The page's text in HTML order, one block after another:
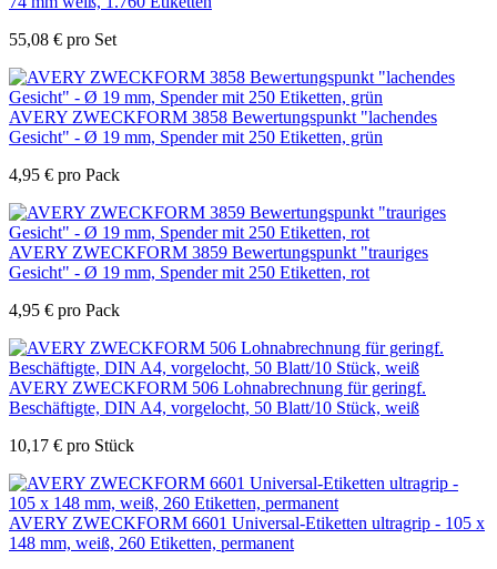
55,08 € pro Set
AVERY ZWECKFORM 3858 Bewertungspunkt "lachendes
Gesicht" - Ø 19 mm, Spender mit 250 Etiketten, grün
4,95 € pro Pack
AVERY ZWECKFORM 3859 Bewertungspunkt "trauriges
Gesicht" - Ø 19 mm, Spender mit 250 Etiketten, rot
4,95 € pro Pack
AVERY ZWECKFORM 506 Lohnabrechnung für geringf.
Beschäftigte, DIN A4, vorgelocht, 50 Blatt/10 Stück, weiß
10,17 € pro Stück
AVERY ZWECKFORM 6601 Universal-Etiketten ultragrip - 105 x
148 mm, weiß, 260 Etiketten, permanent